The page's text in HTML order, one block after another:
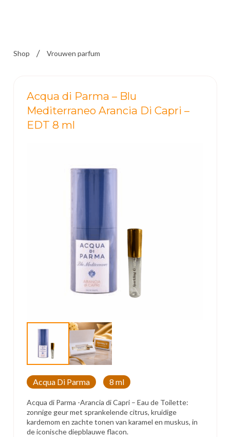
Shop Vrouwen parfum
Acqua di Parma – Blu
Mediterraneo Arancia Di Capri –
EDT 8 ml
Acqua Di Parma 8 ml
Acqua di Parma -Arancia di Capri – Eau de Toilette:
zonnige geur met sprankelende citrus, kruidige
kardemom en zachte tonen van karamel en muskus, in
de iconische diepblauwe flacon.